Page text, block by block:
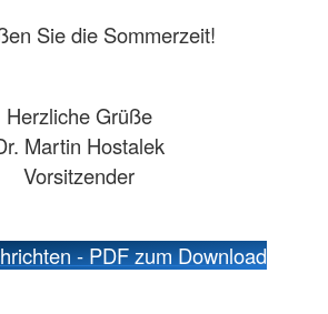
Sie die Sommerzeit!
Herzliche Grüße
Martin Hostalek
Vorsitzender
- PDF zum Download